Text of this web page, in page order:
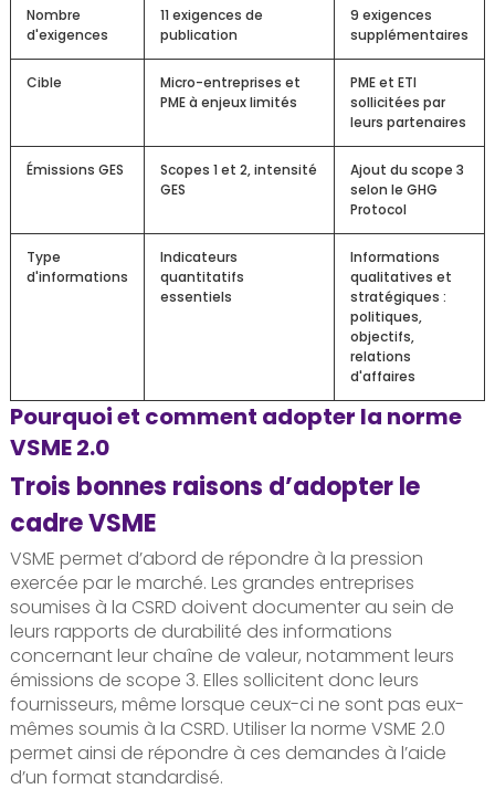
Nombre
d'exigences
11 exigences de
publication
9 exigences
supplémentaires
Cible
Micro-entreprises et
PME à enjeux limités
PME et ETI
sollicitées par
leurs partenaires
Émissions GES
Scopes 1 et 2, intensité
GES
Ajout du scope 3
selon le GHG
Protocol
Type
d'informations
Indicateurs
quantitatifs
essentiels
Informations
qualitatives et
stratégiques :
politiques,
objectifs,
relations
d'affaires
Pourquoi et comment adopter la norme
VSME 2.0
Trois bonnes raisons d’adopter le
cadre VSME
VSME permet d’abord de répondre à la pression
exercée par le marché. Les grandes entreprises
soumises à la CSRD doivent documenter au sein de
leurs rapports de durabilité des informations
concernant leur chaîne de valeur, notamment leurs
émissions de scope 3. Elles sollicitent donc leurs
fournisseurs, même lorsque ceux-ci ne sont pas eux-
mêmes soumis à la CSRD. Utiliser la norme VSME 2.0
permet ainsi de répondre à ces demandes à l’aide
d’un format standardisé.